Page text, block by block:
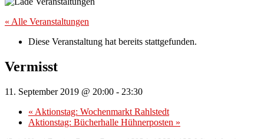
« Alle Veranstaltungen
Diese Veranstaltung hat bereits stattgefunden.
Vermisst
11. September 2019 @ 20:00 - 23:30
« Aktionstag: Wochenmarkt Rahlstedt
Aktionstag: Bücherhalle Hühnerposten »